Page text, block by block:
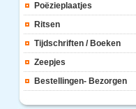
Poëzieplaatjes
Ritsen
Tijdschriften / Boeken
Zeepjes
Bestellingen- Bezorgen